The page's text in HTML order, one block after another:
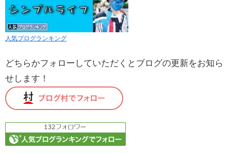
人気ブログランキング
どちらかフォローしていただくとブログの更新をお知ら
せします！